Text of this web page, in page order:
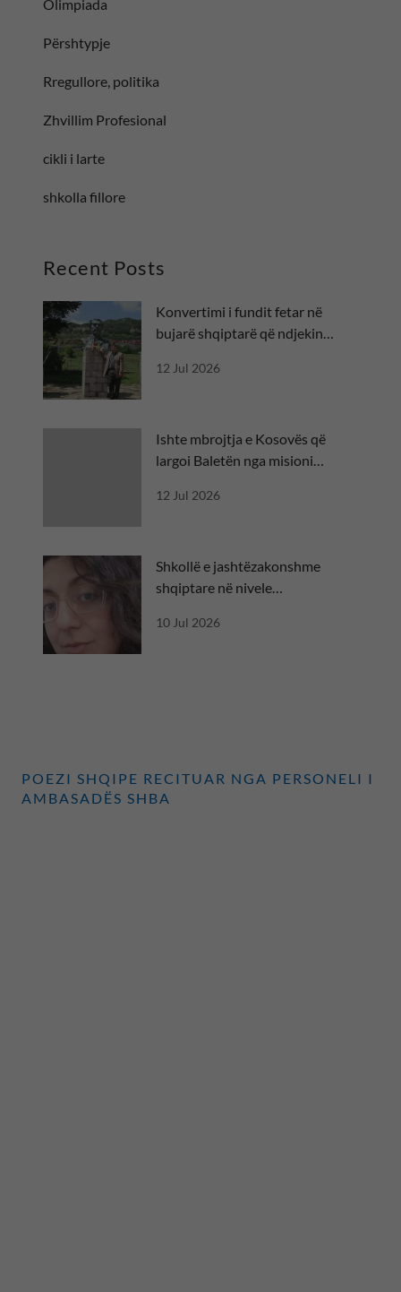
Olimpiada
Përshtypje
Rregullore, politika
Zhvillim Profesional
cikli i larte
shkolla fillore
Recent Posts
Konvertimi i fundit fetar në
bujarë shqiptarë që ndjekin
12 Jul 2026
Ishte mbrojtja e Kosovës që
largoi Baletën nga misioni
12 Jul 2026
Shkollë e jashtëzakonshme
shqiptare në nivele
10 Jul 2026
POEZI SHQIPE RECITUAR NGA PERSONELI I
AMBASADËS SHBA